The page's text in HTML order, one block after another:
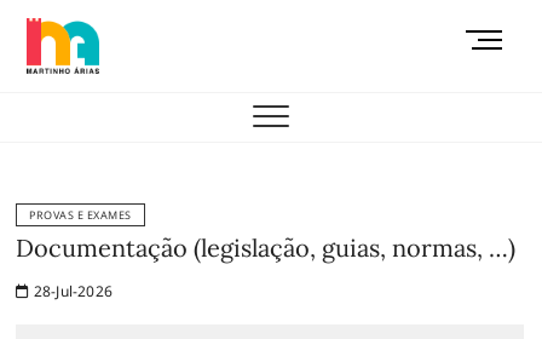
Skip
content
M
PROVAS E EXAMES
Documentação (legislação, guias, normas, …)
28-Jul-2026